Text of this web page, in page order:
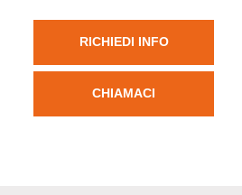
RICHIEDI INFO
CHIAMACI